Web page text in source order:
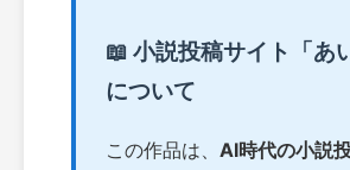
📖 小説投稿サイト「あ
について
この作品は、 AI時代の小説